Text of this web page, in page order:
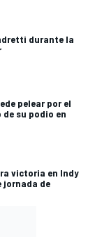
durante la
pelear por el
su podio en
victoria en Indy
jornada de